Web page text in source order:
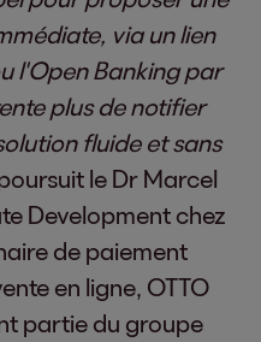
via un lien
l'Open Banking par
plus de notifier
fluide et sans
le Dr Marcel
Development chez
de paiement
en ligne, OTTO
partie du groupe